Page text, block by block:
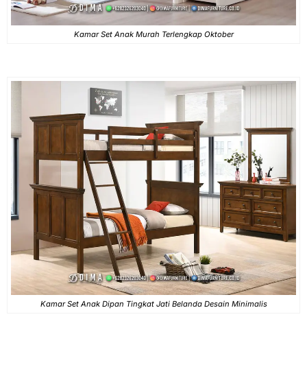
Kamar Set Anak Murah Terlengkap Oktober
Kamar Set Anak Dipan Tingkat Jati Belanda Desain Minimalis